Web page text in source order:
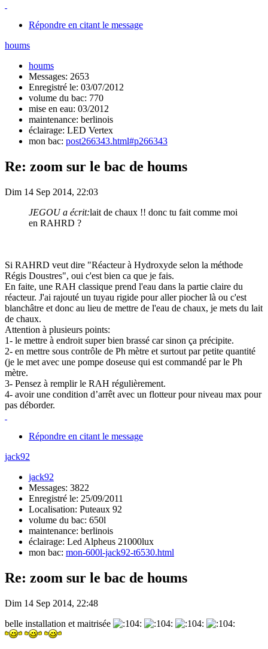
Répondre en citant le message
houms
houms
Messages: 2653
Enregistré le: 03/07/2012
volume du bac: 770
mise en eau: 03/2012
maintenance: berlinois
éclairage: LED Vertex
mon bac: post266343.html#p266343
Re: zoom sur le bac de houms
Dim 14 Sep 2014, 22:03
JEGOU a écrit:lait de chaux !! donc tu fait comme moi
en RAHRD ?
Si RAHRD veut dire "Réacteur à Hydroxyde selon la méthode
Régis Doustres", oui c'est bien ca que je fais.
En faite, une RAH classique prend l'eau dans la partie claire du
réacteur. J'ai rajouté un tuyau rigide pour aller piocher là ou c'est
blanchâtre et donc au lieu de mettre de l'eau de chaux, je mets du lait
de chaux.
Attention à plusieurs points:
1- le mettre à endroit super bien brassé car sinon ça précipite.
2- en mettre sous contrôle de Ph mètre et surtout par petite quantité
(je le met avec une pompe doseuse qui est commandé par le Ph
mètre.
3- Pensez à remplir le RAH régulièrement.
4- avoir une condition d’arrêt avec un flotteur pour niveau max pour
pas déborder.
Répondre en citant le message
jack92
jack92
Messages: 3822
Enregistré le: 25/09/2011
Localisation: Puteaux 92
volume du bac: 650l
maintenance: berlinois
éclairage: Led Alpheus 21000lux
mon bac: mon-600l-jack92-t6530.html
Re: zoom sur le bac de houms
Dim 14 Sep 2014, 22:48
belle installation et maitrisée